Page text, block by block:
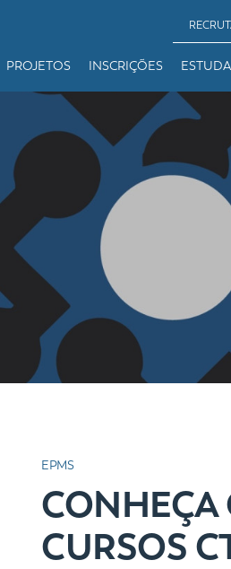
PROJETOS INSCRIÇÕES
EPMS
CONHEÇA
CURSOS